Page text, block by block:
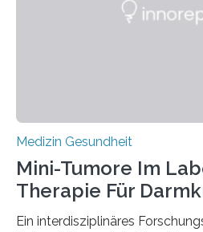
Medizin Gesundheit
Mini-Tumore Im
Therapie Für
Ein interdisziplinäres